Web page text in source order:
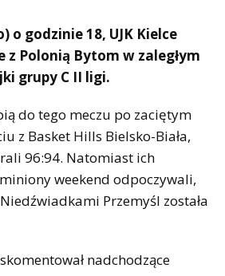
o godzinie 18, UJK Kielce
z Polonią Bytom w zaległym
grupy C II ligi.
do tego meczu po zaciętym
z Basket Hills Bielsko-Biała,
96:94. Natomiast ich
weekend odpoczywali,
Przemyśl została
nadchodzące